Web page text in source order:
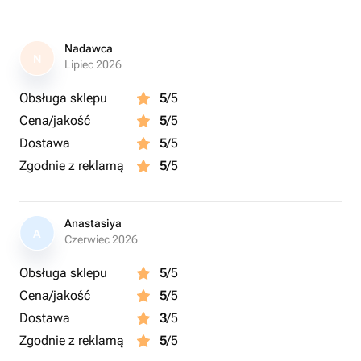
N
Nadawca
Lipiec 2026
Obsługa sklepu 5/5
Cena/jakość
5/5
Dostawa
5/5
Zgodnie z reklamą
5/5
A
Anastasiya
Czerwiec 2026
Obsługa sklepu 5/5
Cena/jakość
5/5
Dostawa
3/5
Zgodnie z reklamą
5/5